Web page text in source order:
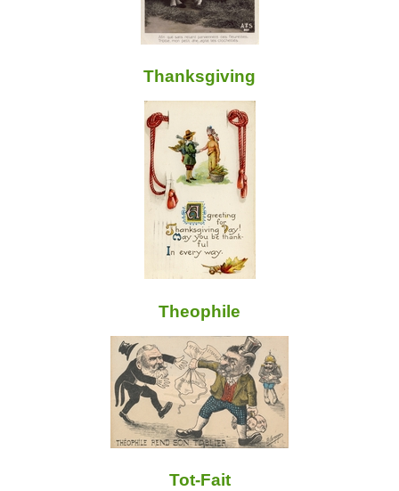
Thanksgiving
Theophile
Tot-Fait